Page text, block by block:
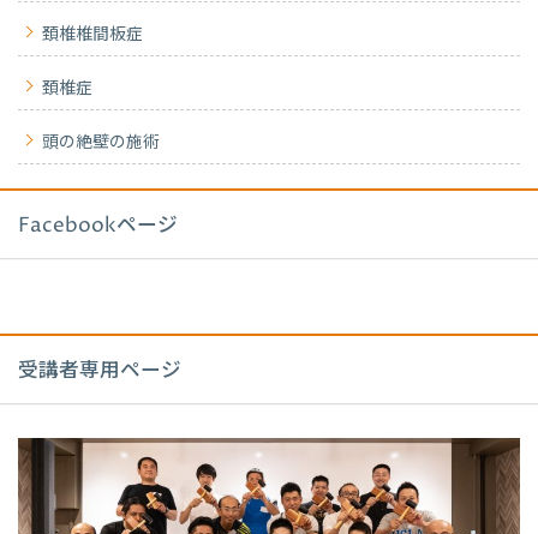
頚椎椎間板症
頚椎症
頭の絶壁の施術
Facebookページ
受講者専用ページ